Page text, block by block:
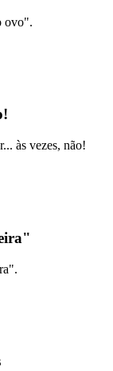
ovo".
às vezes, não!